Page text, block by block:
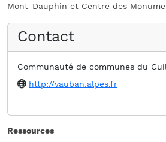
Mont-Dauphin et Centre des
Contact
Communauté de communes du
Website
http://vauban.alpes.fr
Ressources